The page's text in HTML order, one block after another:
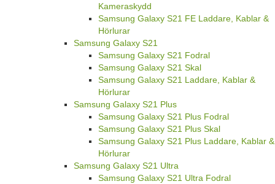
Kameraskydd
Samsung Galaxy S21 FE Laddare, Kablar &
Hörlurar
Samsung Galaxy S21
Samsung Galaxy S21 Fodral
Samsung Galaxy S21 Skal
Samsung Galaxy S21 Laddare, Kablar &
Hörlurar
Samsung Galaxy S21 Plus
Samsung Galaxy S21 Plus Fodral
Samsung Galaxy S21 Plus Skal
Samsung Galaxy S21 Plus Laddare, Kablar &
Hörlurar
Samsung Galaxy S21 Ultra
Samsung Galaxy S21 Ultra Fodral